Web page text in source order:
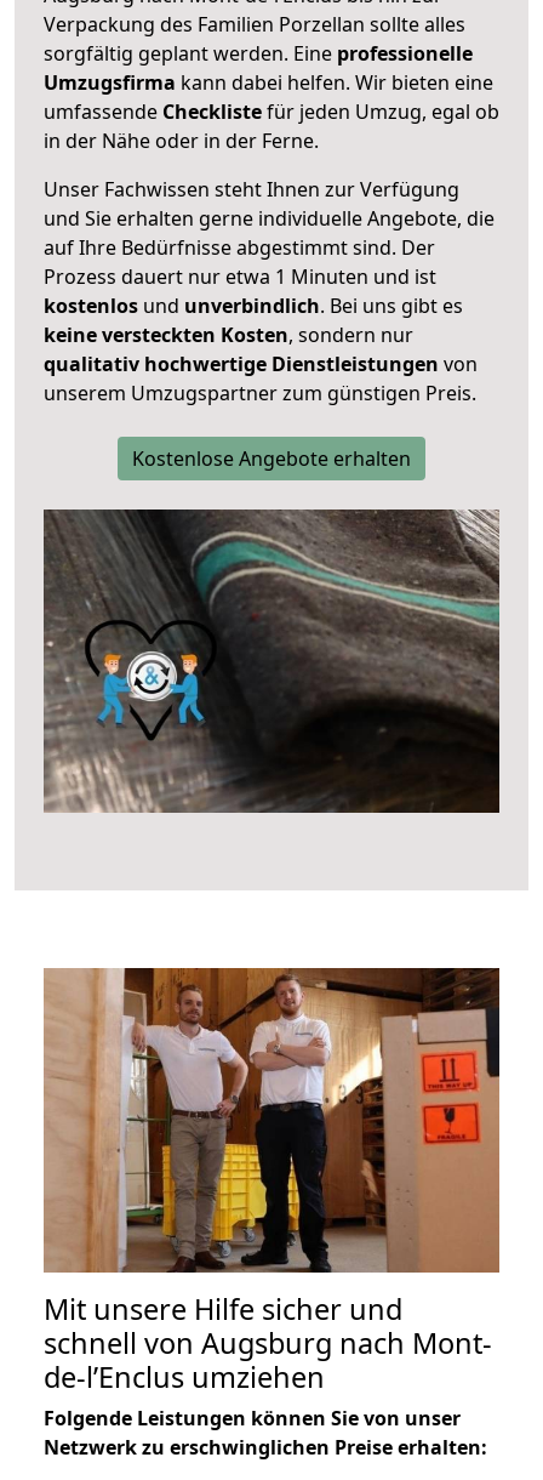
Verpackung des Familien Porzellan sollte alles
sorgfältig geplant werden. Eine professionelle
Umzugsfirma kann dabei helfen. Wir bieten eine
umfassende Checklistefür jeden Umzug, egal ob
in der Nähe oder in der Ferne.
Unser Fachwissen steht Ihnen zur Verfügung
und Sie erhalten gerne individuelle Angebote, die
auf Ihre Bedürfnisse abgestimmt sind. Der
Prozess dauert nur etwa 1 Minuten und ist
kostenlos und unverbindlich. Bei uns gibt es
keine versteckten Kosten, sondern nur
qualitativ hochwertige Dienstleistungen von
unserem Umzugspartner zum günstigen Preis.
Kostenlose Angebote erhalten
Mit unsere Hilfe sicher und
schnell von Augsburg nach Mont-
de-l’Enclus umziehen
Folgende Leistungen können Sie von unser
Netzwerk zu erschwinglichen Preise erhalten: